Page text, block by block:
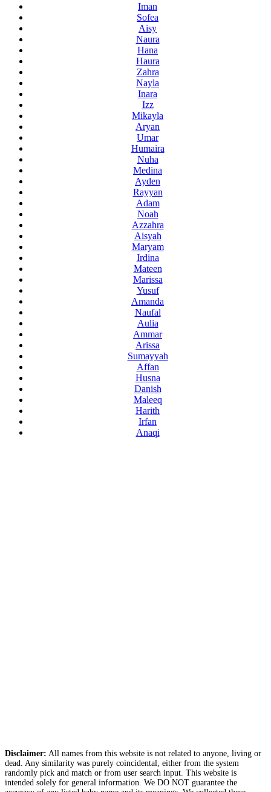
Iman
Sofea
Aisy
Naura
Hana
Haura
Zahra
Nayla
Inara
Izz
Mikayla
Aryan
Umar
Humaira
Nuha
Medina
Ayden
Rayyan
Adam
Noah
Azzahra
Aisyah
Maryam
Irdina
Mateen
Marissa
Yusuf
Amanda
Naufal
Aulia
Ammar
Arissa
Sumayyah
Affan
Husna
Danish
Maleeq
Harith
Irfan
Anaqi
Disclaimer: All names from this website is not related to anyone, living or
dead. Any similarity was purely coincidental, either from the system
randomly pick and match or from user search input. This website is
intended solely for general information. We DO NOT guarantee the